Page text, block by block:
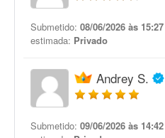
Submetido: 08/06/2026 às 15:27
estimada: Privado
Andrey S.
Submetido: 09/06/2026 às 14:42